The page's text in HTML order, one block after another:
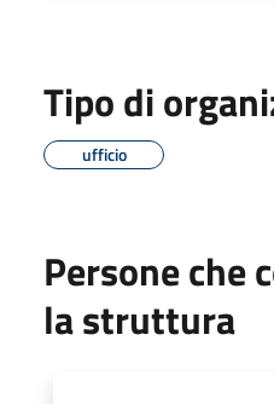
Tipo di
ufficio
Persone che
la struttura